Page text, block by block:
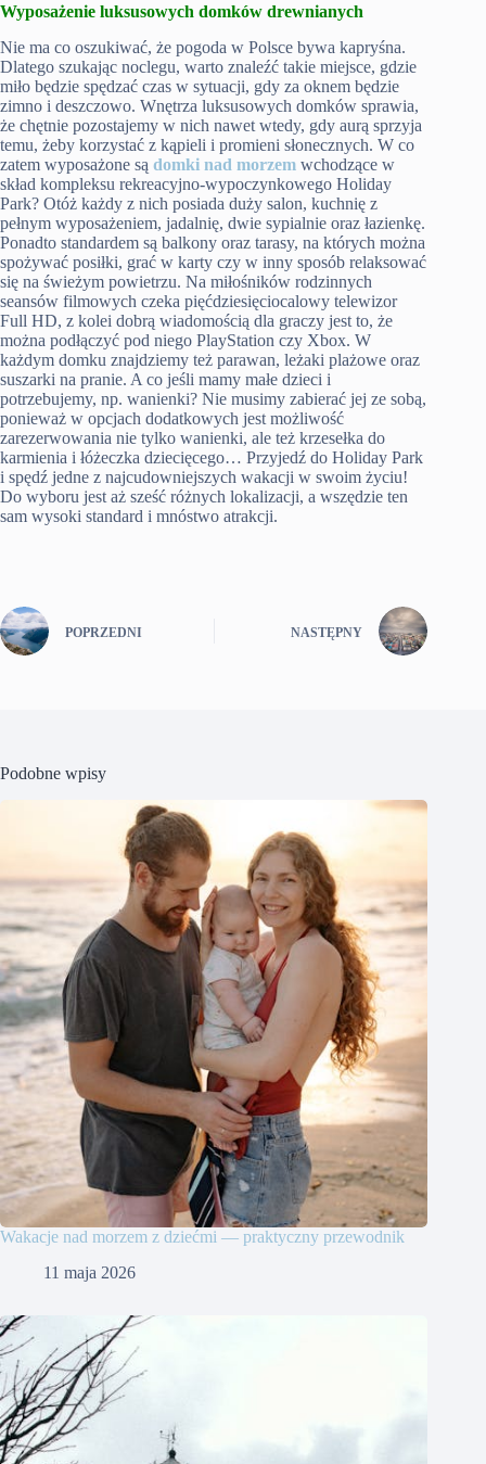
Wyposażenie luksusowych domków drewnianych
Nie ma co oszukiwać, że pogoda w Polsce bywa kapryśna.
Dlatego szukając noclegu, warto znaleźć takie miejsce, gdzie
miło będzie spędzać czas w sytuacji, gdy za oknem będzie
zimno i deszczowo. Wnętrza luksusowych domków sprawia,
że chętnie pozostajemy w nich nawet wtedy, gdy aurą sprzyja
temu, żeby korzystać z kąpieli i promieni słonecznych. W co
zatem wyposażone są domki nad morzem wchodzące w
skład kompleksu rekreacyjno-wypoczynkowego Holiday
Park? Otóż każdy z nich posiada duży salon, kuchnię z
pełnym wyposażeniem, jadalnię, dwie sypialnie oraz łazienkę.
Ponadto standardem są balkony oraz tarasy, na których można
spożywać posiłki, grać w karty czy w inny sposób relaksować
się na świeżym powietrzu. Na miłośników rodzinnych
seansów filmowych czeka pięćdziesięciocalowy telewizor
Full HD, z kolei dobrą wiadomością dla graczy jest to, że
można podłączyć pod niego PlayStation czy Xbox. W
każdym domku znajdziemy też parawan, leżaki plażowe oraz
suszarki na pranie. A co jeśli mamy małe dzieci i
potrzebujemy, np. wanienki? Nie musimy zabierać jej ze sobą,
ponieważ w opcjach dodatkowych jest możliwość
zarezerwowania nie tylko wanienki, ale też krzesełka do
karmienia i łóżeczka dziecięcego… Przyjedź do Holiday Park
i spędź jedne z najcudowniejszych wakacji w swoim życiu!
Do wyboru jest aż sześć różnych lokalizacji, a wszędzie ten
sam wysoki standard i mnóstwo atrakcji.
POPRZEDNI NASTĘPNY
Podobne wpisy
Wakacje nad morzem z dziećmi — praktyczny przewodnik
11 maja 2026